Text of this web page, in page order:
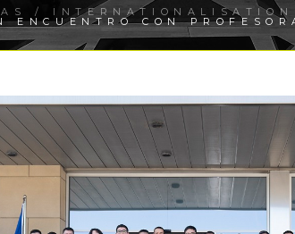
/
ENCUENTRO CON